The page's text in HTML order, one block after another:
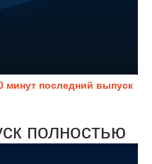
минут последний выпуск
полностью